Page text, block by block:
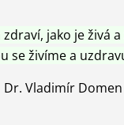
zdraví, jako je živá
se živíme a
Dr. Vladimír Domen